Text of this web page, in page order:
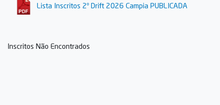
Lista Inscritos 2º Drift 2026 Campia PUBLICADA
Inscritos Não Encontrados